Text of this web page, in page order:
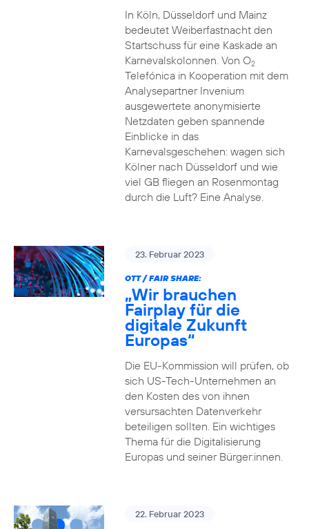
In Köln, Düsseldorf und Mainz
bedeutet Weiberfastnacht den
Startschuss für eine Kaskade an
Karnevalskolonnen. Von O2
Telefónica in Kooperation mit dem
Analysepartner Invenium
ausgewertete anonymisierte
Netzdaten geben spannende
Einblicke in das
Karnevalsgeschehen: wagen sich
Kölner nach Düsseldorf und wie
viel GB fliegen an Rosenmontag
durch die Luft? Eine Analyse.
23. Februar 2023
OTT / FAIR SHARE:
„Wir brauchen
Fairplay für die
digitale Zukunft
Europas“
Die EU-Kommission will prüfen, ob
sich US-Tech-Unternehmen an
den Kosten des von ihnen
versursachten Datenverkehr
beteiligen sollten. Ein wichtiges
Thema für die Digitalisierung
Europas und seiner Bürger:innen.
22. Februar 2023